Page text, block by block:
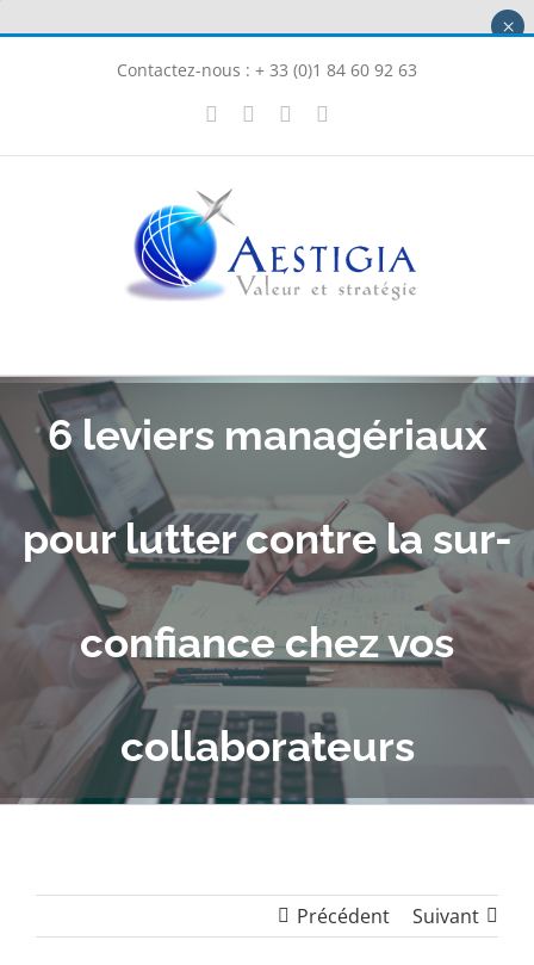
Contactez-nous : + 33 (0)1 84 60 92 63
LinkedInInstagram
6 leviers managériaux
pour lutter contre la sur-
confiance chez vos
collaborateurs
Précédent Suivant
×